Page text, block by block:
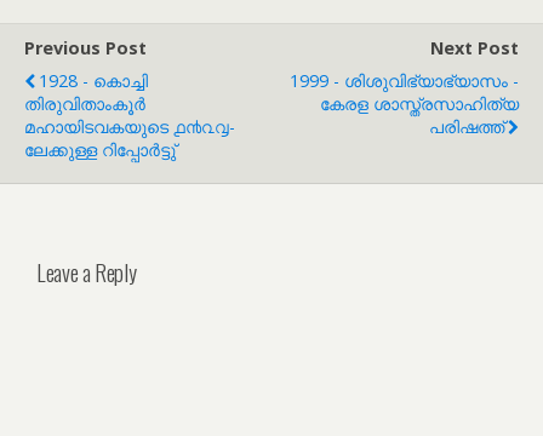
Previous Post
1928 - കൊച്ചി
തിരുവിതാം‌കൂർ
മഹായിടവകയുടെ ൧൯൨൮-
ലേക്കുള്ള റിപ്പോർട്ടു്
Next Post
1999 - ശിശുവിഭ്യാഭ്യാസം -
കേരള ശാസ്ത്രസാഹിത്യ
പരിഷത്ത്
Leave a Reply